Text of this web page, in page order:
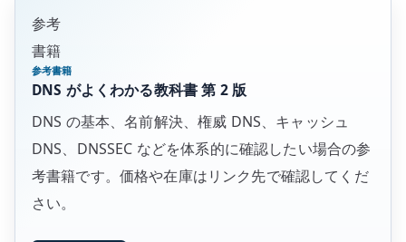
参考
書籍
参考書籍
DNS がよくわかる教科書 第 2 版
DNS の基本、名前解決、権威 DNS、キャッシュ
DNS、DNSSEC などを体系的に確認したい場合の参
考書籍です。価格や在庫はリンク先で確認してくだ
さい。